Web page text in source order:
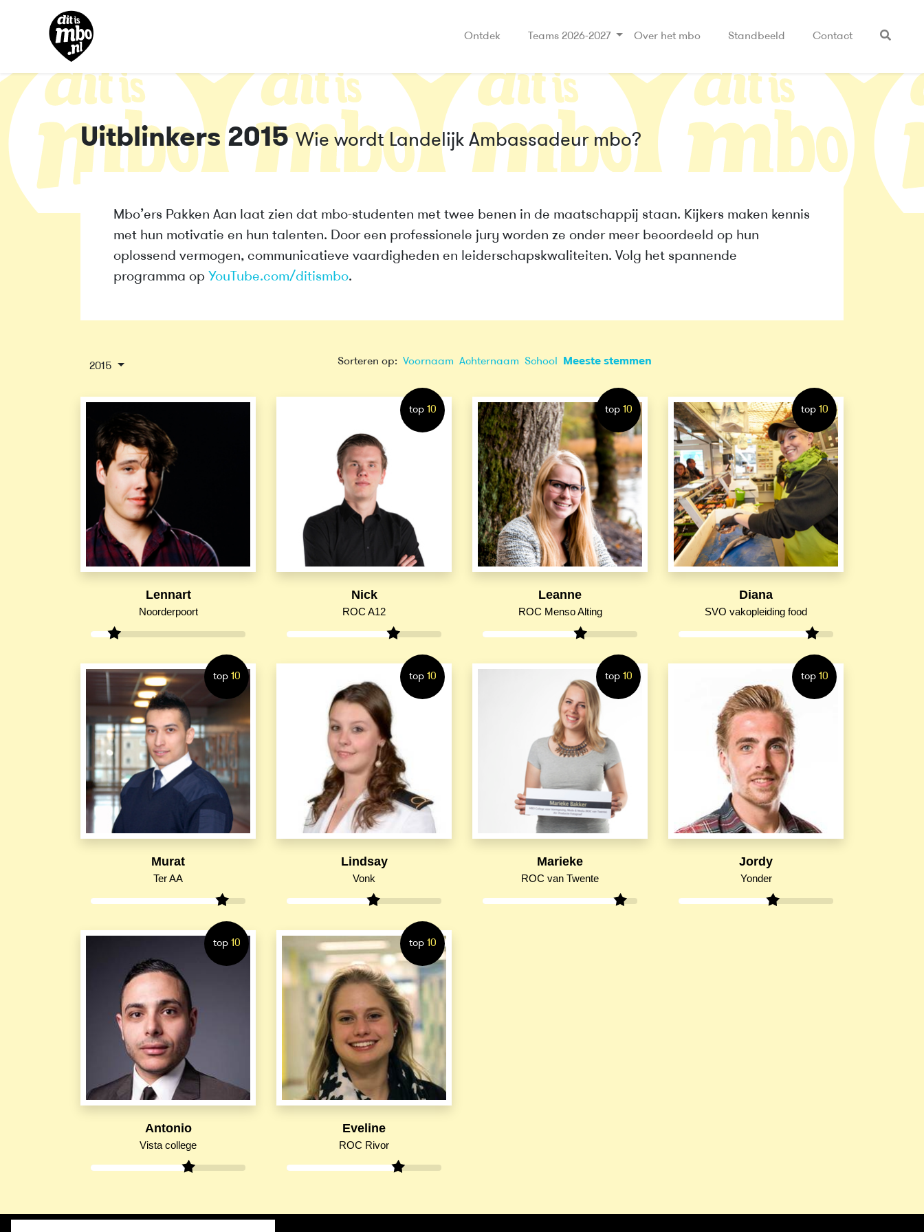
Ontdek Teams 2026-2027 Over het mbo Standbeeld Contact
Uitblinkers 2015Wie wordt Landelijk Ambassadeur mbo?
Mbo’ers Pakken Aan laat zien dat mbo-studenten met twee benen in de maatschappij staan. Kijkers maken kennis
met hun motivatie en hun talenten. Door een professionele jury worden ze onder meer beoordeeld op hun
oplossend vermogen, communicatieve vaardigheden en leiderschapskwaliteiten. Volg het spannende
programma op YouTube.com/ditismbo.
2015 Sorteren op: Voornaam Achternaam School Meeste stemmen
Lennart
Noorderpoort
top 10
Nick
ROC A12
top 10
Leanne
ROC Menso Alting
top 10
Diana
SVO vakopleiding food
top 10
Murat
Ter AA
top 10
Lindsay
Vonk
top 10
Marieke
ROC van Twente
top 10
Jordy
Yonder
top 10
Antonio
Vista college
top 10
Eveline
ROC Rivor